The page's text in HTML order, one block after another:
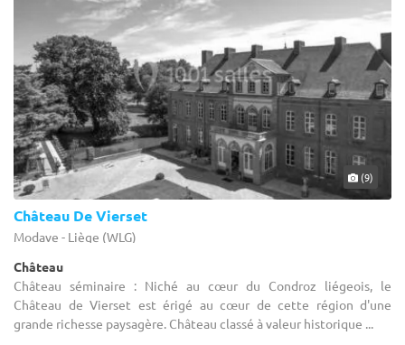
(9)
Château De Vierset
Modave - Liège (WLG)
Château
Château séminaire : Niché au cœur du Condroz liégeois, le
Château de Vierset est érigé au cœur de cette région d'une
grande richesse paysagère. Château classé à valeur historique ...